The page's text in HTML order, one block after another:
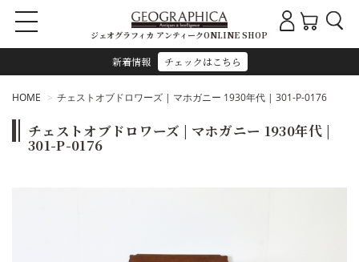
新着情報 チェックはこちら
ジェオグラフィカ アンティークONLINE SHOP
HOME チェストオブドロワーズ | マホガニー 1930年代 | 301-P-0176
チェストオブドロワーズ | マホガニー 1930年代 |
301-P-0176